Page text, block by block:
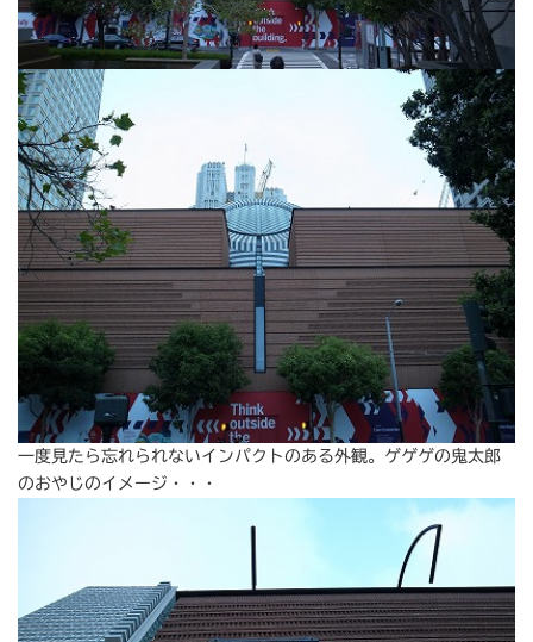
一度見たら忘れられないインパクトのある外観。ゲゲゲの鬼太郎
のおやじのイメージ・・・